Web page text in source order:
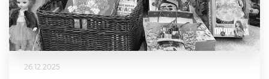
26.12.2025